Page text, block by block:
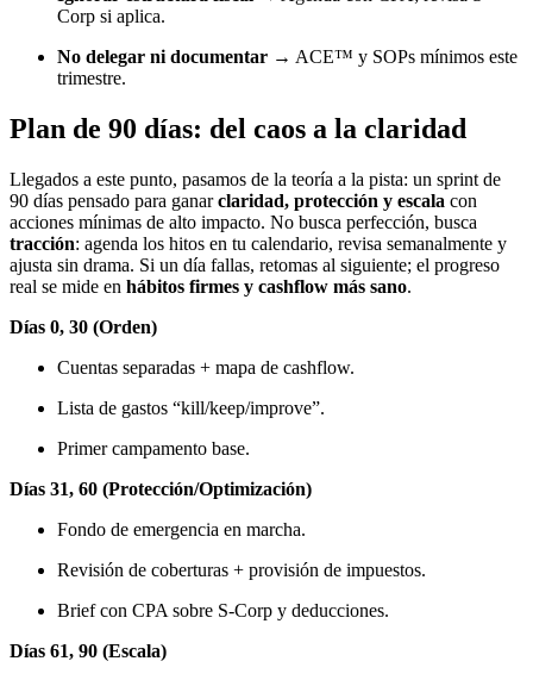
Corp si aplica.
No delegar ni documentar → ACE™ y SOPs mínimos este
trimestre.
Plan de 90 días: del caos a la claridad
Llegados a este punto, pasamos de la teoría a la pista: un sprint de
90 días pensado para ganarclaridad, protección y escala con
acciones mínimas de alto impacto. No busca perfección, busca
tracción: agenda los hitos en tu calendario, revisa semanalmente y
ajusta sin drama. Si un día fallas, retomas al siguiente; el progreso
real se mide en hábitos firmes y cashflow más sano.
Días 0, 30 (Orden)
Cuentas separadas + mapa de cashflow.
Lista de gastos “kill/keep/improve”.
Primer campamento base.
Días 31, 60 (Protección/Optimización)
Fondo de emergencia en marcha.
Revisión de coberturas + provisión de impuestos.
Brief con CPA sobre S-Corp y deducciones.
Días 61, 90 (Escala)